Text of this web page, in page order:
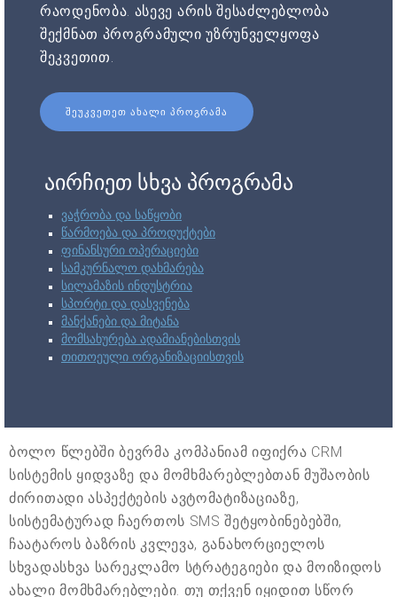
რაოდენობა. ასევე არის შესაძლებლობა
შექმნათ პროგრამული უზრუნველყოფა
შეკვეთით.
ᲨᲔᲣᲙᲕᲔᲗᲔᲗ ᲐᲮᲐᲚᲘ ᲞᲠᲝᲒᲠᲐᲛᲐ
აირჩიეთ სხვა პროგრამა
ვაჭრობა და საწყობი
წარმოება და პროდუქტები
ფინანსური ოპერაციები
სამკურნალო დახმარება
სილამაზის ინდუსტრია
სპორტი და დასვენება
მანქანები და მიტანა
მომსახურება ადამიანებისთვის
თითოეული ორგანიზაციისთვის
ბოლო წლებში ბევრმა კომპანიამ იფიქრა CRM
სისტემის ყიდვაზე და მომხმარებლებთან მუშაობის
ძირითადი ასპექტების ავტომატიზაციაზე,
სისტემატურად ჩაერთოს SMS შეტყობინებებში,
ჩაატაროს ბაზრის კვლევა, განახორციელოს
სხვადასხვა სარეკლამო სტრატეგიები და მოიზიდოს
ახალი მომხმარებლები. თუ თქვენ იყიდით სწორ